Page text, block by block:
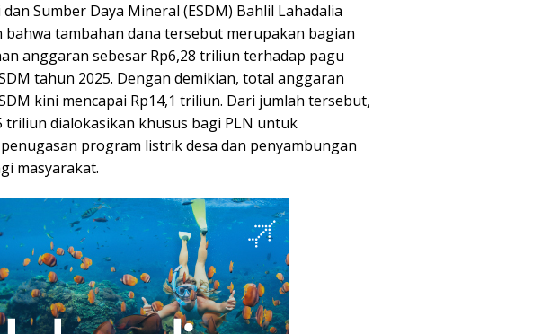
Sumber Daya Mineral (ESDM) Bahlil Lahadalia
bahwa tambahan dana tersebut merupakan bagian
anggaran sebesar Rp6,28 triliun terhadap pagu
tahun 2025. Dengan demikian, total anggaran
kini mencapai Rp14,1 triliun. Dari jumlah tersebut,
triliun dialokasikan khusus bagi PLN untuk
program listrik desa dan penyambungan
masyarakat.